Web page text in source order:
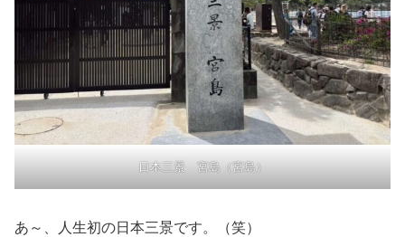
日本三景 宮島（宮島）
あ～、人生初の日本三景です。（笑）